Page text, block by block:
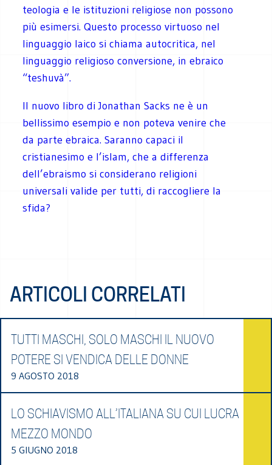
teologia e le istituzioni religiose non possono
più esimersi. Questo processo virtuoso nel
linguaggio laico si chiama autocritica, nel
linguaggio religioso conversione, in ebraico
“teshuvà”.
Il nuovo libro di Jonathan Sacks ne è un
bellissimo esempio e non poteva venire che
da parte ebraica. Saranno capaci il
cristianesimo e l’islam, che a differenza
dell’ebraismo si considerano religioni
universali valide per tutti, di raccogliere la
sfida?
ARTICOLI CORRELATI
TUTTI MASCHI, SOLO MASCHI IL NUOVO
POTERE SI VENDICA DELLE DONNE
9 AGOSTO 2018
LO SCHIAVISMO ALL’ITALIANA SU CUI LUCRA
MEZZO MONDO
5 GIUGNO 2018